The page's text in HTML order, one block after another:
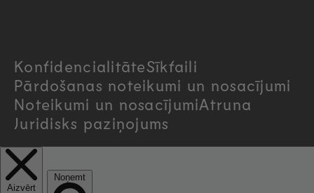
y
/
r
e
KonfidencialitāteSīkfaili
Pārdošanas noteikumi un nosacījumi
Noteikumi un nosacījumiAtruna
Juridisks paziņojums